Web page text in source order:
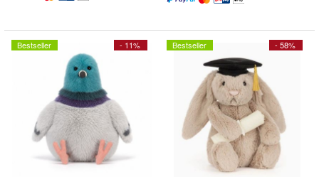
- 11%
Bestseller - 58%
Bestseller